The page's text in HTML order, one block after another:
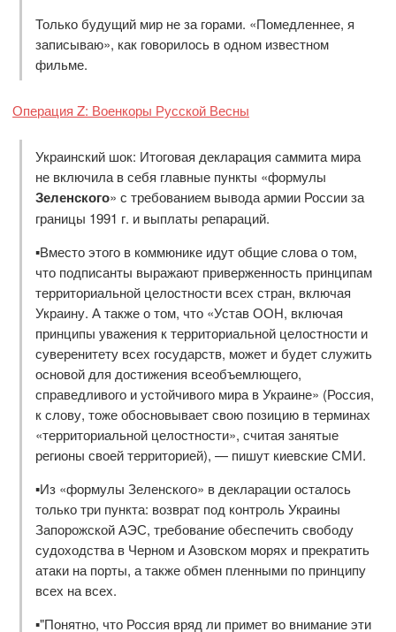
Только будущий мир не за горами. «Помедленнее, я
записываю», как говорилось в одном известном
фильме.
Операция Z: Военкоры Русской Весны
Украинский шок: Итоговая декларация саммита мира
не включила в себя главные пункты «формулы
Зеленского» с требованием вывода армии России за
границы 1991 г. и выплаты репараций.
▪️Вместо этого в коммюнике идут общие слова о том,
что подписанты выражают приверженность принципам
территориальной целостности всех стран, включая
Украину. А также о том, что «Устав ООН, включая
принципы уважения к территориальной целостности и
суверенитету всех государств, может и будет служить
основой для достижения всеобъемлющего,
справедливого и устойчивого мира в Украине» (Россия,
к слову, тоже обосновывает свою позицию в терминах
«территориальной целостности», считая занятые
регионы своей территорией), — пишут киевские СМИ.
▪️Из «формулы Зеленского» в декларации осталось
только три пункта: возврат под контроль Украины
Запорожской АЭС, требование обеспечить свободу
судоходства в Черном и Азовском морях и прекратить
атаки на порты, а также обмен пленными по принципу
всех на всех.
▪️"Понятно, что Россия вряд ли примет во внимание эти